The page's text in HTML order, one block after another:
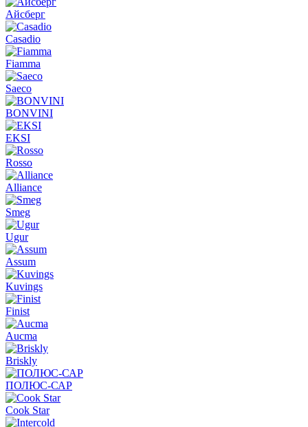
Айсберг
Casadio
Fiamma
Saeco
BONVINI
EKSI
Rosso
Alliance
Smeg
Ugur
Assum
Kuvings
Finist
Aucma
Briskly
ПОЛЮС-САР
Cook Star